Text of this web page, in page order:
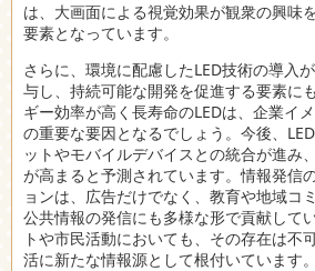
は、大画面による視覚効果が観衆の興味
要素となっています。
さらに、環境に配慮したLED技術の導入
与し、持続可能な開発を促進する要素に
ギー効率が高く長寿命のLEDは、企業イ
の重要な要因となるでしょう。今後、
ットやモバイルデバイスとの統合が進み
が高まると予測されています。情報発信
ョンは、広告だけでなく、教育や地域コ
公共情報の発信にも多様な形で貢献して
トや市民活動においても、その存在は不
活に新たな情報源として根付いています。